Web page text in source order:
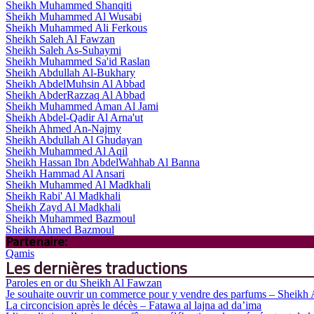
Sheikh Muhammed Shanqiti
Sheikh Muhammed Al Wusabi
Sheikh Muhammed Ali Ferkous
Sheikh Saleh Al Fawzan
Sheikh Saleh As-Suhaymi
Sheikh Muhammed Sa'id Raslan
Sheikh Abdullah Al-Bukhary
Sheikh AbdelMuhsin Al Abbad
Sheikh AbderRazzaq Al Abbad
Sheikh Muhammed Aman Al Jami
Sheikh Abdel-Qadir Al Arna'ut
Sheikh Ahmed An-Najmy
Sheikh Abdullah Al Ghudayan
Sheikh Muhammed Al Aqil
Sheikh Hassan Ibn AbdelWahhab Al Banna
Sheikh Hammad Al Ansari
Sheikh Muhammed Al Madkhali
Sheikh Rabi' Al Madkhali
Sheikh Zayd Al Madkhali
Sheikh Muhammed Bazmoul
Sheikh Ahmed Bazmoul
Partenaire:
Qamis
Les dernières traductions
Paroles en or du Sheikh Al Fawzan
Je souhaite ouvrir un commerce pour y vendre des parfums – Sheikh
La circoncision après le décès – Fatawa al lajna ad da’ima